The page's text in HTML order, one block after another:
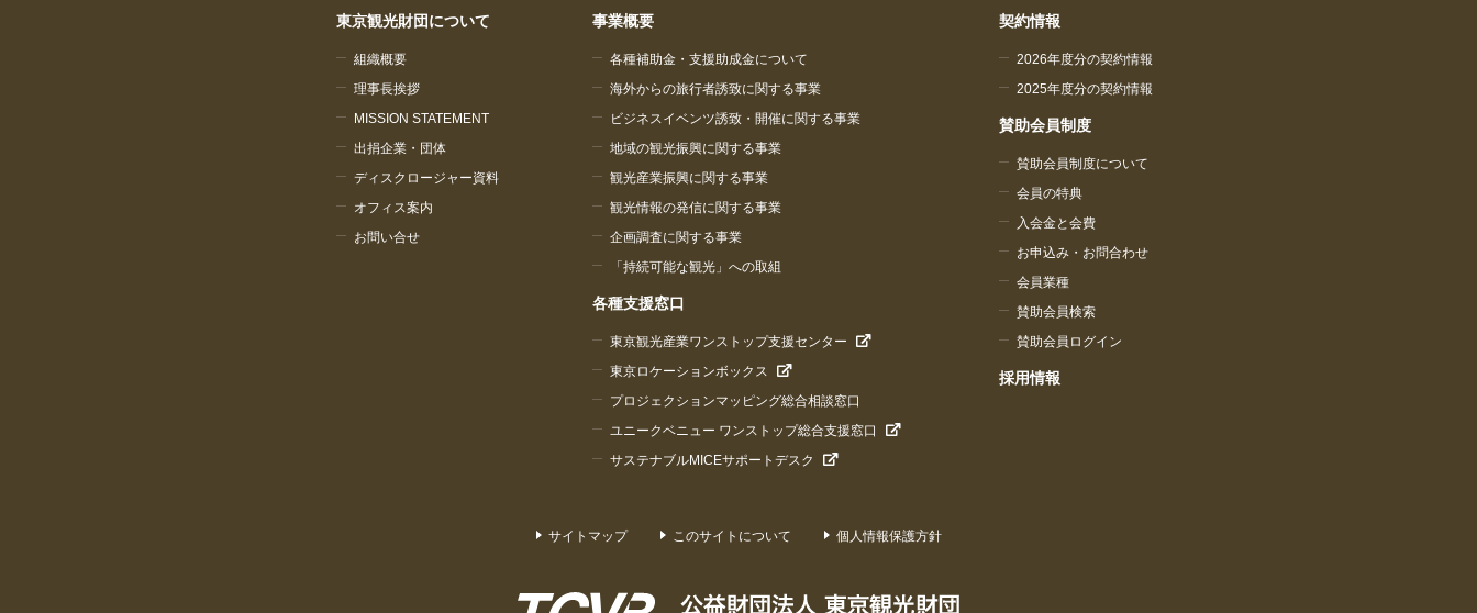
東京観光財団について
組織概要
理事長挨拶
MISSION STATEMENT
出捐企業・団体
ディスクロージャー資料
オフィス案内
お問い合せ
事業概要
各種補助金・支援助成金について
海外からの旅行者誘致に関する事業
ビジネスイベンツ誘致・開催に関する事業
地域の観光振興に関する事業
観光産業振興に関する事業
観光情報の発信に関する事業
企画調査に関する事業
「持続可能な観光」への取組
各種支援窓口
東京観光産業ワンストップ支援センター
東京ロケーションボックス
プロジェクションマッピング総合相談窓口
ユニークベニュー ワンストップ総合支援窓口
サステナブルMICEサポートデスク
契約情報
2026年度分の契約情報
2025年度分の契約情報
賛助会員制度
賛助会員制度について
会員の特典
入会金と会費
お申込み・お問合わせ
会員業種
賛助会員検索
賛助会員ログイン
採用情報
サイトマップ このサイトについて 個人情報保護方針